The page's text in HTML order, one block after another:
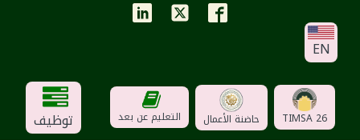
EN
TIMSA 26 حاضنة الأعمال التعليم عن بعد توظيف